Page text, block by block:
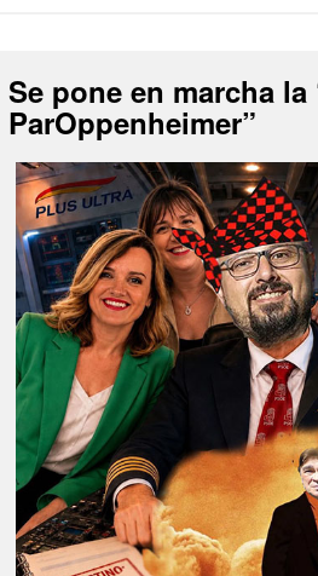
Se pone en marcha la
ParOppenheimer”